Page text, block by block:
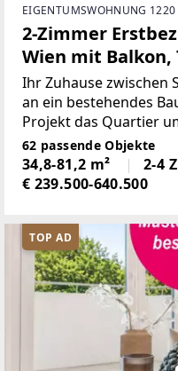
EIGENTUMSWOHNUNG
2-Zimmer
Wien mit Balkon,
Nähe!
Ihr Zuhause zwischen
an ein bestehendes
Projekt das Quartier
provisionsfreie
PKW-
geplanten zwei und
62 passende Objekte
34,8-81,2 m²
2-4
€ 239.500-640.500
TOP AD